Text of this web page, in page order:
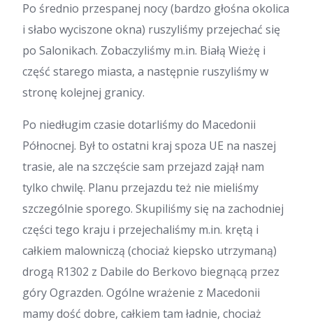
Po średnio przespanej nocy (bardzo głośna okolica
i słabo wyciszone okna) ruszyliśmy przejechać się
po Salonikach. Zobaczyliśmy m.in. Białą Wieżę i
część starego miasta, a następnie ruszyliśmy w
stronę kolejnej granicy.
Po niedługim czasie dotarliśmy do Macedonii
Północnej. Był to ostatni kraj spoza UE na naszej
trasie, ale na szczęście sam przejazd zajął nam
tylko chwilę. Planu przejazdu też nie mieliśmy
szczególnie sporego. Skupiliśmy się na zachodniej
części tego kraju i przejechaliśmy m.in. krętą i
całkiem malowniczą (chociaż kiepsko utrzymaną)
drogą R1302 z Dabile do Berkovo biegnącą przez
góry Ograzden. Ogólne wrażenie z Macedonii
mamy dość dobre, całkiem tam ładnie, chociaż